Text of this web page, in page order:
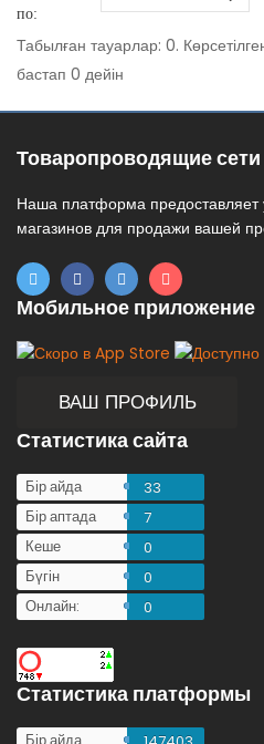
по:
Табылған тауарлар: 0.
бастап 0 дейін
Товаропроводящие
Наша платформа предоставляет
магазинов для продажи вашей
Мобильное приложение
ВАШ ПРОФИЛЬ
Статистика сайта
Бір айда
33
Бір аптада
7
Кеше
0
Бүгін
0
Онлайн:
0
Статистика платформы